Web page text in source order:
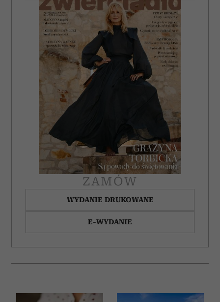
Wykorzystujemy pliki cookie do spersonalizowania treści
i reklam, aby oferować funkcje społecznościowe i
analizować ruch w naszej witrynie. Informacje o tym, jak
korzystasz z naszej witryny, udostępniamy partnerom
społecznościowym, reklamowym i analitycznym.
Partnerzy mogą połączyć te informacje z innymi danymi
otrzymanymi od Ciebie lub uzyskanymi podczas
korzystania z ich usług.
ZAMÓW
WYDANIE DRUKOWANE
E-WYDANIE